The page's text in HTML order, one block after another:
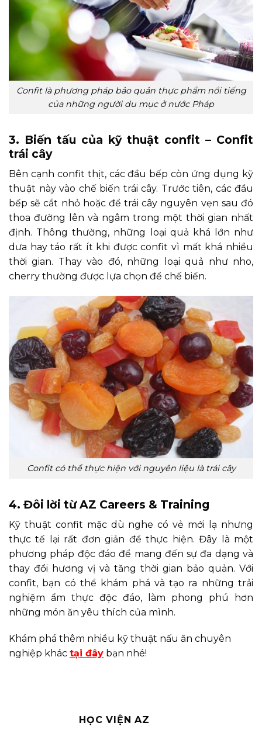
Confit là phương pháp bảo quản thực phẩm nổi tiếng
của những người du mục ở nước Pháp
3. Biến tấu của kỹ thuật confit – Confit
trái cây
Bên cạnh confit thịt, các đầu bếp còn ứng dụng kỹ
thuật này vào chế biến trái cây. Trước tiên, các đầu
bếp sẽ cắt nhỏ hoặc để trái cây nguyên vẹn sau đó
thoa đường lên và ngâm trong một thời gian nhất
định. Thông thường, những loại quả khá lớn như
dưa hay táo rất ít khi được confit vì mất khá nhiều
thời gian. Thay vào đó, những loại quả như nho,
cherry thường được lựa chọn để chế biến.
Confit có thể thực hiện với nguyên liệu là trái cây
4. Đôi lời từ AZ Careers & Training
Kỹ thuật confit mặc dù nghe có vẻ mới lạ nhưng
thực tế lại rất đơn giản để thực hiện. Đây là một
phương pháp độc đáo để mang đến sự đa dạng và
thay đổi hương vị và tăng thời gian bảo quản. Với
confit, bạn có thể khám phá và tạo ra những trải
nghiệm ẩm thực độc đáo, làm phong phú hơn
những món ăn yêu thích của mình.
Khám phá thêm nhiều kỹ thuật nấu ăn chuyên
nghiệp khác tại đây bạn nhé!
HỌC VIỆN AZ